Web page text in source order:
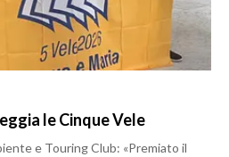
le Cinque Vele
e Touring Club: «Premiato il